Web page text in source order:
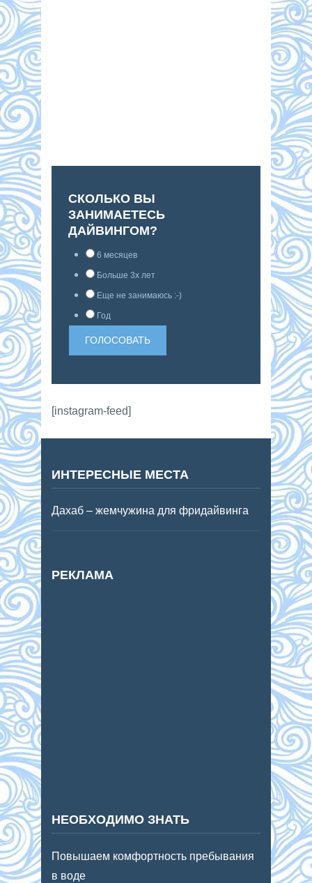
СКОЛЬКО ВЫ
ЗАНИМАЕТЕСЬ
ДАЙВИНГОМ?
6 месяцев
Больше 3х лет
Еще не занимаюсь :-)
Год
[instagram-feed]
ИНТЕРЕСНЫЕ МЕСТА
Дахаб – жемчужина для фридайвинга
РЕКЛАМА
НЕОБХОДИМО ЗНАТЬ
Повышаем комфортность пребывания
в воде